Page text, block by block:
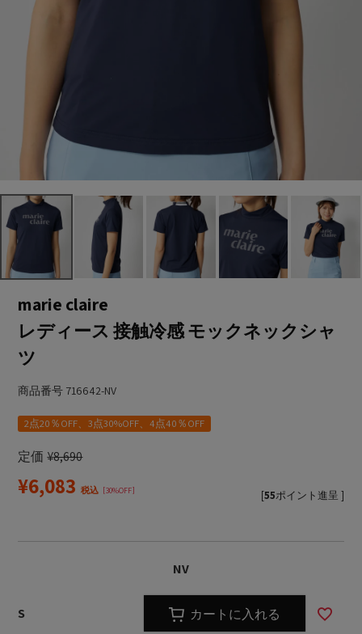
marie claire
レディース 接触冷感 モックネックシャ
ツ
商品番号 716642-NV
2点20％OFF、3点30%OFF、4点40％OFF
定価 ¥8,690
30%OFF
¥6,083 税込 [55ポイント進呈 ]
NV
S カートに入れる